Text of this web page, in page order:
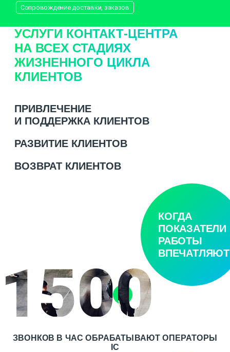
Сопровождение доставки, заказов
УСЛУГИ КОНТАКТ-ЦЕНТРА
НА ВСЕХ СТАДИЯХ
ЖИЗНЕННОГО ЦИКЛА
КЛИЕНТОВ
ПРИВЛЕЧЕНИЕ
И ПОДДЕРЖКА КЛИЕНТОВ
РАЗВИТИЕ КЛИЕНТОВ
ВОЗВРАТ КЛИЕНТОВ
1500
ЗВОНКОВ В ЧАС ОБРАБАТЫВАЮТ ОПЕРАТОРЫ
IC
КОГДА
ПОКАЗАТЕЛИ
РАБОТЫ
ВПЕЧАТЛЯЮТ